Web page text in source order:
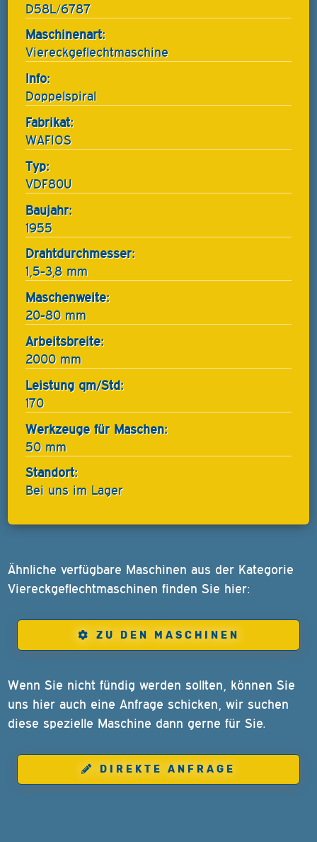
D58L/6787
Maschinenart:
Viereckgeflechtmaschine
Info:
Doppelspiral
Fabrikat:
WAFIOS
Typ:
VDF80U
Baujahr:
1955
Drahtdurchmesser:
1,5-3,8 mm
Maschenweite:
20-80 mm
Arbeitsbreite:
2000 mm
Leistung qm/Std:
170
Werkzeuge für Maschen:
50 mm
Standort:
Bei uns im Lager
Ähnliche verfügbare Maschinen aus der Kategorie
Viereckgeflechtmaschinen finden Sie hier:
ZU DEN MASCHINEN
Wenn Sie nicht fündig werden sollten, können Sie
uns hier auch eine Anfrage schicken, wir suchen
diese spezielle Maschine dann gerne für Sie.
DIREKTE ANFRAGE